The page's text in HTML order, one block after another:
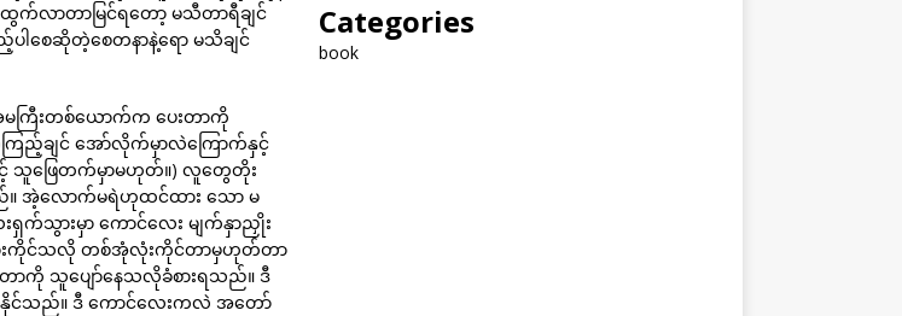
လာတာမြင်ရတော့ မသီတာရီချင်
ေဆိုတဲ့စေတနာနဲ့ရော မသိချင်
ကြီးတစ်ယောက်က ပေးတာကို
ြည့်ချင် အော်လိုက်မှာလဲကြောက်နှင့်
သူဖြေတက်မှာမဟုတ်။) လူတွေတိုး
လောက်မရဲဟုထင်ထား သော မ
သွားမှာ ကောင်လေး မျက်နှာညှိုး
ားကိုင်သလို တစ်အုံလုံးကိုင်တာမှဟုတ်တာ
တာကို သူပျော်နေသလိုခံစားရသည်။ ဒီ
နိုင်သည်။ ဒီ ကောင်လေးကလဲ အတော်
Categories
book